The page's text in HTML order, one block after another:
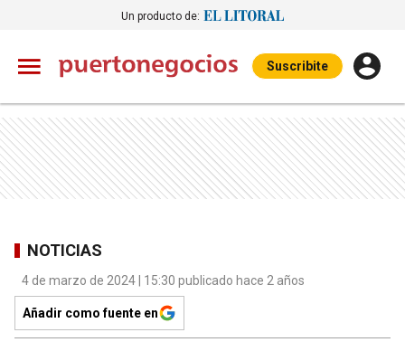
Un producto de:
Suscribite
NOTICIAS
4 de marzo de 2024 | 15:30 publicado hace 2 años
Añadir como fuente en